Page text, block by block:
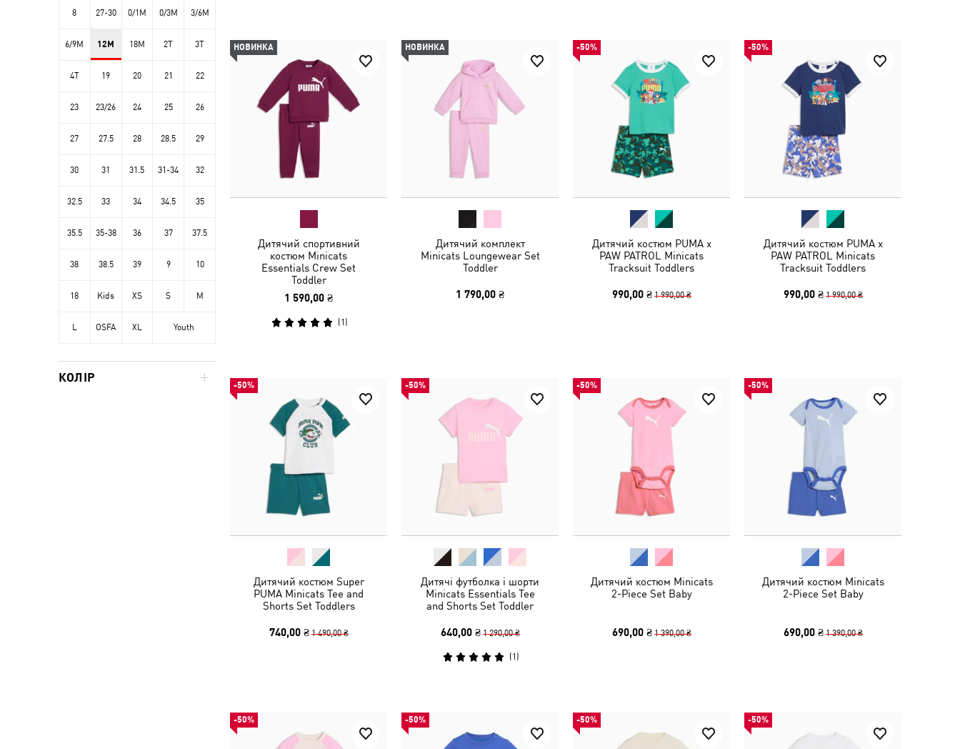
НОВИНКА
Дитячий спортивний
костюм Minicats
Essentials Crew Set
Toddler
1 590,00 ₴
(1 )
НОВИНКА
Дитячий комплект
Minicats Loungewear Set
Toddler
1 790,00 ₴
-50%
Дитячий костюм PUMA x
PAW PATROL Minicats
Tracksuit Toddlers
990,00 ₴ 1 990,00 ₴
-50%
Дитячий костюм PUMA x
PAW PATROL Minicats
Tracksuit Toddlers
990,00 ₴ 1 990,00 ₴
-50%
Дитячий костюм Super
PUMA Minicats Tee and
Shorts Set Toddlers
740,00 ₴ 1 490,00 ₴
-50%
Дитячі футболка і шорти
Minicats Essentials Tee
and Shorts Set Toddler
640,00 ₴ 1 290,00 ₴
(1 )
-50%
Дитячий костюм Minicats
2-Piece Set Baby
690,00 ₴ 1 390,00 ₴
-50%
Дитячий костюм Minicats
2-Piece Set Baby
690,00 ₴ 1 390,00 ₴
-50% -50% -50% -50%
8 27-30 0/1M 0/3M 3/6M
6/9M 12M 18M 2T 3T
4T 19 20 21 22
23 23/26 24 25 26
27 27.5 28 28.5 29
30 31 31.5 31-34 32
32.5 33 34 34.5 35
35.5 35-38 36 37 37.5
38 38.5 39 9 10
18 Kids XS S M
L OSFA XL Youth
КОЛІР